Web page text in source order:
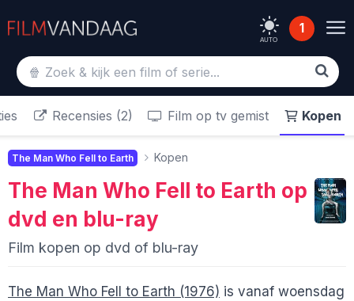
AUTO
1
Recensies (2) Film op tv gemist Kopen
The Man Who Fell to Earth Kopen
The Man Who Fell to Earth op
dvd en blu-ray
Film kopen op dvd of blu-ray
The Man Who Fell to Earth (1976) is vanaf woensdag